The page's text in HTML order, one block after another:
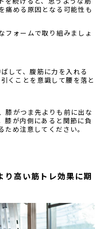
痛める原因となる可能性も
フォームで取り組みましょ
して、腹筋に力を入れる
くことを意識して腰を落と
膝がつま先よりも前に出な
膝が内側にあると関節に負
め注意してください。
り高い筋トレ効果に期